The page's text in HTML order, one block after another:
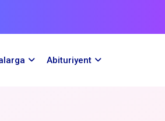
Abituriyent